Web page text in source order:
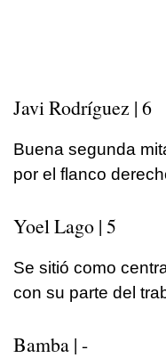
Javi Rodríguez | 6
Buena segunda
por el flanco
Yoel Lago | 5
Se sitió como
con su parte del
Bamba | -